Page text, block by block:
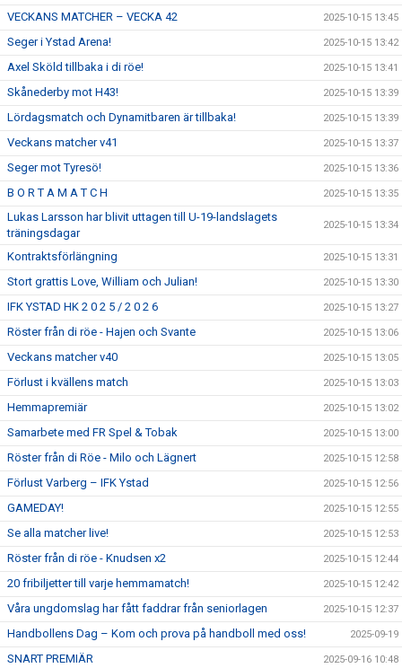
VECKANS MATCHER – VECKA 42 2025-10-15 13:45
Seger i Ystad Arena! 2025-10-15 13:42
Axel Sköld tillbaka i di röe! 2025-10-15 13:41
Skånederby mot H43! 2025-10-15 13:39
Lördagsmatch och Dynamitbaren är tillbaka! 2025-10-15 13:39
Veckans matcher v41 2025-10-15 13:37
Seger mot Tyresö! 2025-10-15 13:36
B O R T A M A T C H 2025-10-15 13:35
Lukas Larsson har blivit uttagen till U-19-landslagets
träningsdagar
2025-10-15 13:34
Kontraktsförlängning 2025-10-15 13:31
Stort grattis Love, William och Julian! 2025-10-15 13:30
IFK YSTAD HK 2 0 2 5 / 2 0 2 6 2025-10-15 13:27
Röster från di röe - Hajen och Svante 2025-10-15 13:06
Veckans matcher v40 2025-10-15 13:05
Förlust i kvällens match 2025-10-15 13:03
Hemmapremiär 2025-10-15 13:02
Samarbete med FR Spel & Tobak 2025-10-15 13:00
Röster från di Röe - Milo och Lägnert 2025-10-15 12:58
Förlust Varberg – IFK Ystad 2025-10-15 12:56
GAMEDAY! 2025-10-15 12:55
Se alla matcher live! 2025-10-15 12:53
Röster från di röe - Knudsen x2 2025-10-15 12:44
20 fribiljetter till varje hemmamatch! 2025-10-15 12:42
Våra ungdomslag har fått faddrar från seniorlagen 2025-10-15 12:37
Handbollens Dag – Kom och prova på handboll med oss! 2025-09-19
SNART PREMIÄR 2025-09-16 10:48